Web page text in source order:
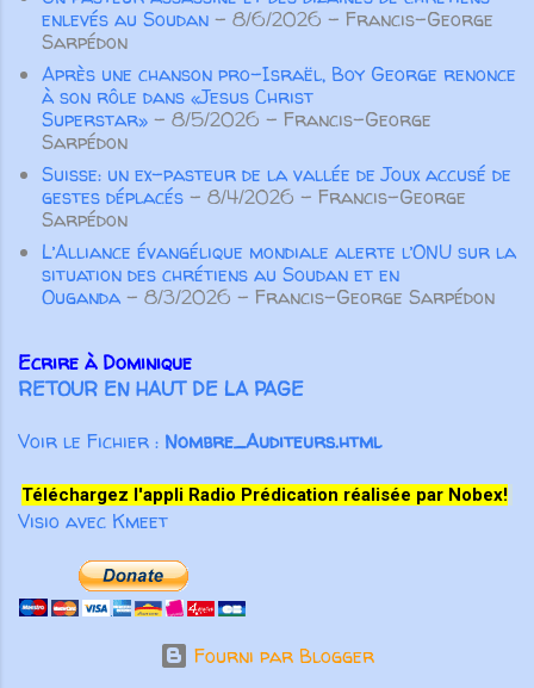
œuvre ...
enlevés au Soudan - 8/6/2026 - Francis-George
Sarpédon
Après une chanson pro-Israël, Boy George renonce
à son rôle dans «Jesus Christ
Superstar» - 8/5/2026 - Francis-George
Sarpédon
Suisse: un ex-pasteur de la vallée de Joux accusé de
gestes déplacés - 8/4/2026 - Francis-George
Sarpédon
L’Alliance évangélique mondiale alerte l’ONU sur la
situation des chrétiens au Soudan et en
Ouganda - 8/3/2026 - Francis-George Sarpédon
Ecrire à Dominique
RETOUR EN HAUT DE LA PAGE
Voir le Fichier : Nombre_Auditeurs.html
Téléchargez l'appli Radio Prédication réalisée par Nobex!
Visio avec Kmeet
Fourni par Blogger